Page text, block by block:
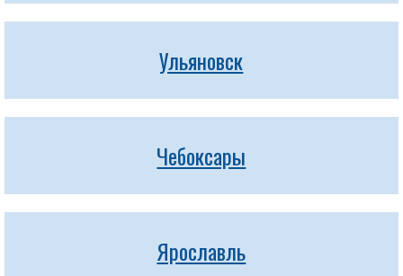
Ульяновск
Чебоксары
Ярославль